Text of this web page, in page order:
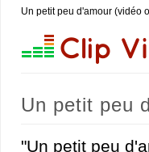
Un petit peu d'amour (vidéo
Un petit peu
"Un petit peu